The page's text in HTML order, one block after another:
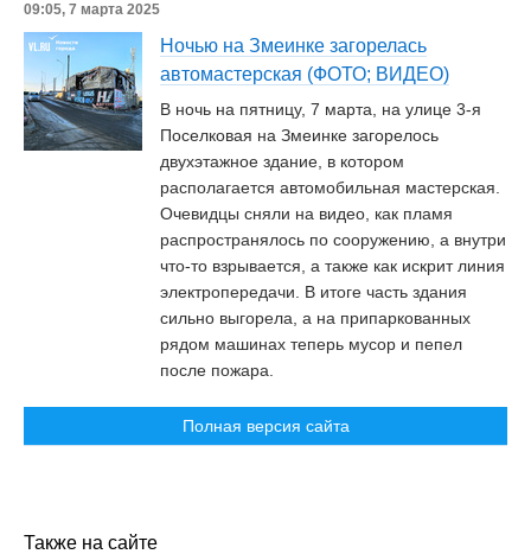
09:05, 7 марта 2025
Ночью на Змеинке загорелась
автомастерская (ФОТО; ВИДЕО)
В ночь на пятницу, 7 марта, на улице 3-я
Поселковая на Змеинке загорелось
двухэтажное здание, в котором
располагается автомобильная мастерская.
Очевидцы сняли на видео, как пламя
распространялось по сооружению, а внутри
что-то взрывается, а также как искрит линия
электропередачи. В итоге часть здания
сильно выгорела, а на припаркованных
рядом машинах теперь мусор и пепел
после пожара.
Полная версия сайта
Также на сайте